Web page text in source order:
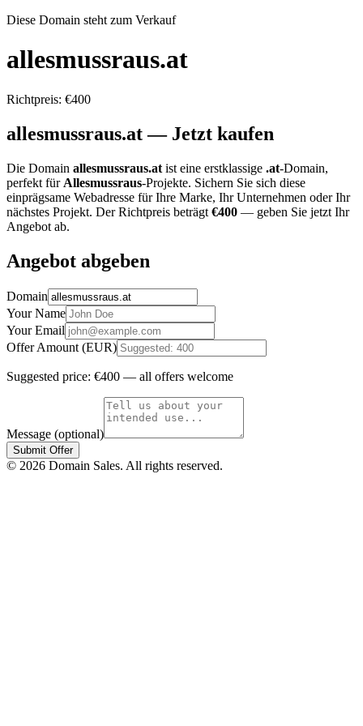
Diese Domain steht zum Verkauf
allesmussraus.at
Richtpreis: €400
allesmussraus.at — Jetzt kaufen
Die Domain allesmussraus.at ist eine erstklassige .at-Domain,
perfekt für Allesmussraus-Projekte. Sichern Sie sich diese
einprägsame Webadresse für Ihre Marke, Ihr Unternehmen oder Ihr
nächstes Projekt. Der Richtpreis beträgt €400 — geben Sie jetzt Ihr
Angebot ab.
Angebot abgeben
Domain
Your Name
Your Email
Offer Amount (EUR)
Suggested price: €400 — all offers welcome
Message (optional)
Submit Offer
© 2026 Domain Sales. All rights reserved.